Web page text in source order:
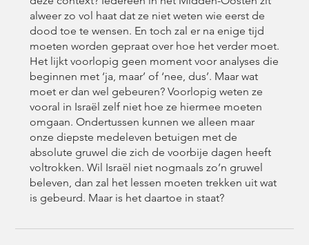
alweer zo vol haat dat ze niet weten wie eerst de
dood toe te wensen. En toch zal er na enige tijd
moeten worden gepraat over hoe het verder moet.
Het lijkt voorlopig geen moment voor analyses die
beginnen met ‘ja, maar’ of ‘nee, dus’. Maar wat
moet er dan wel gebeuren? Voorlopig weten ze
vooral in Israël zelf niet hoe ze hiermee moeten
omgaan. Ondertussen kunnen we alleen maar
onze diepste medeleven betuigen met de
absolute gruwel die zich de voorbije dagen heeft
voltrokken. Wil Israël niet nogmaals zo’n gruwel
beleven, dan zal het lessen moeten trekken uit wat
is gebeurd. Maar is het daartoe in staat?